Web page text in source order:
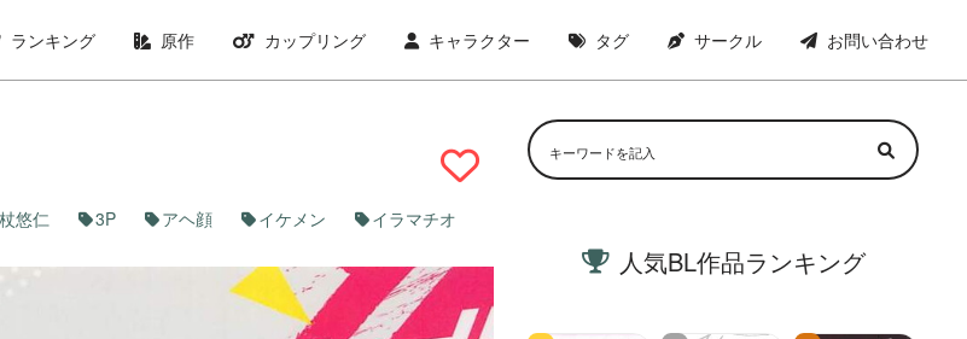
ランキング 原作 カップリング キャラクター タグ サークル お問い合わせ
悠仁 3P アヘ顔 イケメン
イラマチオ
人気BL作品ランキング